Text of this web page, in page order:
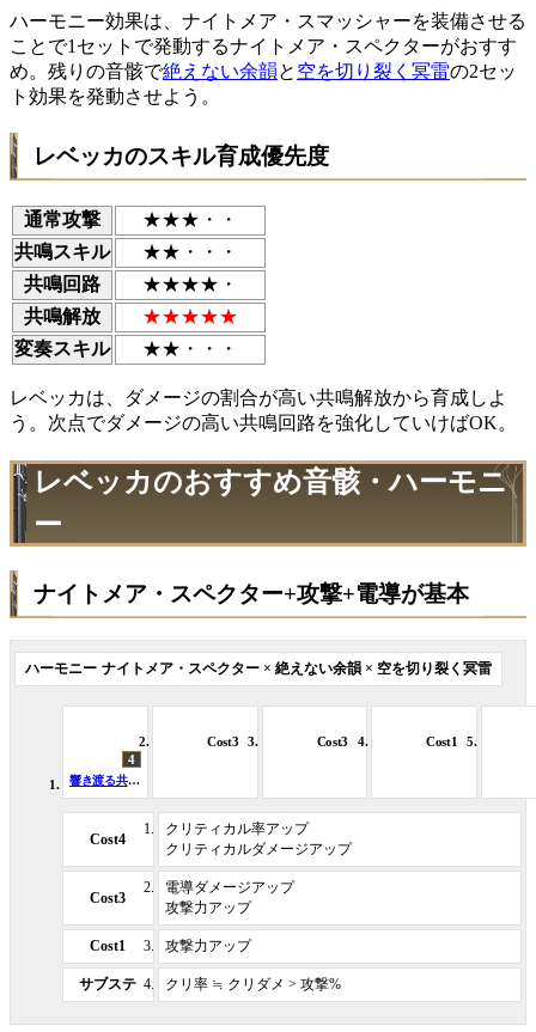
ハーモニー効果は、ナイトメア・スマッシャーを装備させる
ことで1セットで発動するナイトメア・スペクターがおすす
め。残りの音骸で絶えない余韻と 空を切り裂く冥雷の2セッ
ト効果を発動させよう。
レベッカのスキル育成優先度
通常攻撃
★★★・・
共鳴スキル
★★・・・
共鳴回路
★★★★・
共鳴解放
★★★★★
変奏スキル
★★・・・
レベッカは、ダメージの割合が高い共鳴解放から育成しよ
う。次点でダメージの高い共鳴回路を強化していけばOK。
レベッカのおすすめ音骸・ハーモニ
ー
ナイトメア・スペクター+攻撃+電導が基本
ナイトメア・スペクター × 絶えない余韻 × 空を切り裂く冥雷
響き渡る共鳴・ナイトメア・スマッシャー
4
Cost3 Cost3 Cost1
Cost4
クリティカル率アップ
クリティカルダメージアップ
Cost3
電導ダメージアップ
攻撃力アップ
Cost1 攻撃力アップ
サブステ クリ率 ≒ クリダメ > 攻撃%